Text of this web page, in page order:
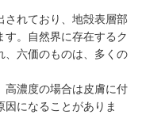
れており、地殻表層部
す。自然界に存在するク
、六価のものは、多くの
濃度の場合は皮膚に付
になることがありま